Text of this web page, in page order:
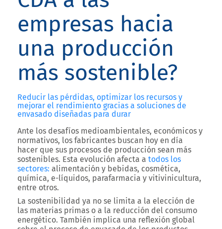
empresas hacia
una producción
más sostenible?
Reducir las pérdidas, optimizar los recursos y
mejorar el rendimiento gracias a soluciones de
envasado diseñadas para durar
Ante los desafíos medioambientales, económicos y
normativos, los fabricantes buscan hoy en día
hacer que sus procesos de producción sean más
sostenibles. Esta evolución afecta a todos los
sectores: alimentación y bebidas, cosmética,
química, e-líquidos, parafarmacia y vitivinicultura,
entre otros.
La sostenibilidad ya no se limita a la elección de
las materias primas o a la reducción del consumo
energético. También implica una reflexión global